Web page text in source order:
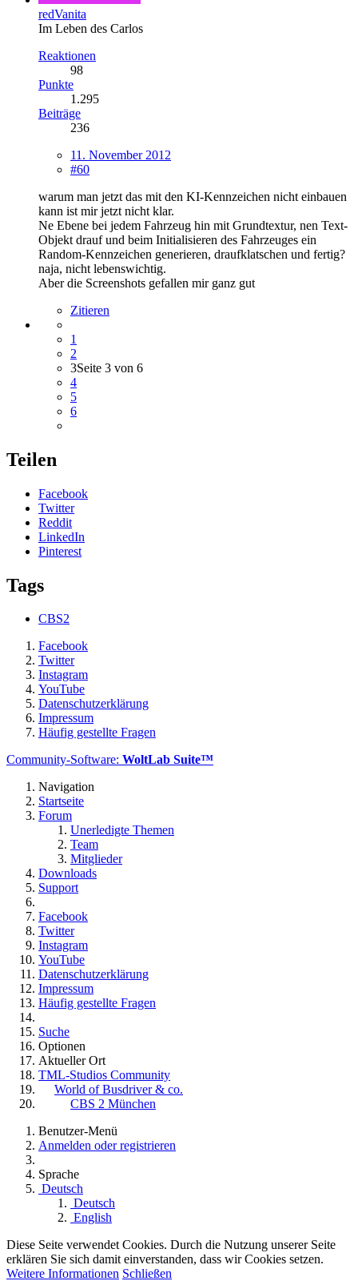
redVanita
Im Leben des Carlos
Reaktionen
98
Punkte
1.295
Beiträge
236
11. November 2012
#60
warum man jetzt das mit den KI-Kennzeichen nicht einbauen
kann ist mir jetzt nicht klar.
Ne Ebene bei jedem Fahrzeug hin mit Grundtextur, nen Text-
Objekt drauf und beim Initialisieren des Fahrzeuges ein
Random-Kennzeichen generieren, draufklatschen und fertig?
naja, nicht lebenswichtig.
Aber die Screenshots gefallen mir ganz gut
Zitieren
1
2
3Seite 3 von 6
4
5
6
Teilen
Facebook
Twitter
Reddit
LinkedIn
Pinterest
Tags
CBS2
Facebook
Twitter
Instagram
YouTube
Datenschutzerklärung
Impressum
Häufig gestellte Fragen
Community-Software: WoltLab Suite™
Navigation
Startseite
Forum
Unerledigte Themen
Team
Mitglieder
Downloads
Support
Facebook
Twitter
Instagram
YouTube
Datenschutzerklärung
Impressum
Häufig gestellte Fragen
Suche
Optionen
Aktueller Ort
TML-Studios Community
World of Busdriver & co.
CBS 2 München
Benutzer-Menü
Anmelden oder registrieren
Sprache
Deutsch
Deutsch
English
Diese Seite verwendet Cookies. Durch die Nutzung unserer Seite
erklären Sie sich damit einverstanden, dass wir Cookies setzen.
Weitere Informationen Schließen